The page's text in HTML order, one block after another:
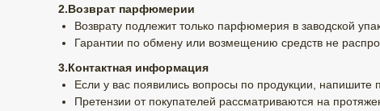
2.Возврат парфюмерии
Возврату подлежит только парфюмерия в заводской
Гарантии по обмену или возмещению средств не
3.Контактная информация
Если у вас появились вопросы по продукции, напишите
Претензии от покупателей рассматриваются на